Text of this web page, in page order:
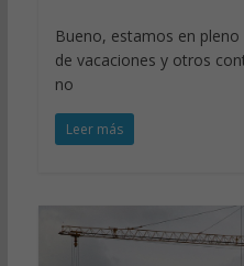
Bueno, estamos en
de vacaciones y otros
no
Leer más